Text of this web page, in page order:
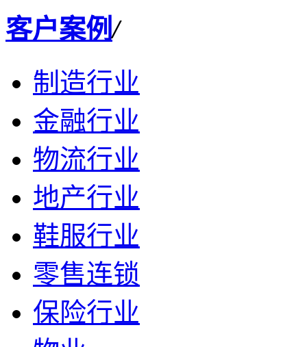
客户案例/
制造行业
金融行业
物流行业
地产行业
鞋服行业
零售连锁
保险行业